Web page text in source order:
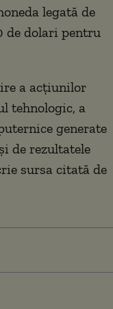
legată de
de dolari pentru
a acţiunilor
tehnologic, a
generate
de rezultatele
sursa citată de